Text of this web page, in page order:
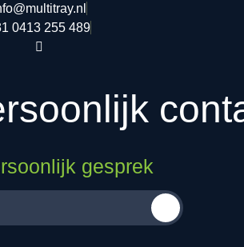
0413 255 489
gesprek